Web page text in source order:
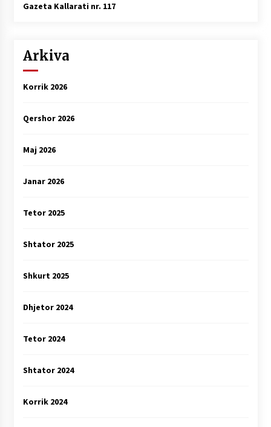
Gazeta Kallarati nr. 117
Arkiva
Korrik 2026
Qershor 2026
Maj 2026
Janar 2026
Tetor 2025
Shtator 2025
Shkurt 2025
Dhjetor 2024
Tetor 2024
Shtator 2024
Korrik 2024